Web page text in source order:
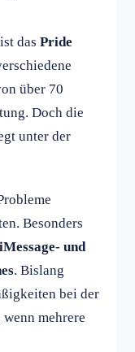
das Pride
über 70
Doch die
unter der
Besonders
iMessage- und
. Bislang
bei der
mehrere